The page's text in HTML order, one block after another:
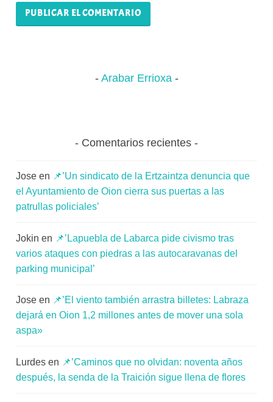
Arabar Errioxa
Comentarios recientes
Jose en 📌’Un sindicato de la Ertzaintza denuncia que
el Ayuntamiento de Oion cierra sus puertas a las
patrullas policiales’
Jokin en 📌’Lapuebla de Labarca pide civismo tras
varios ataques con piedras a las autocaravanas del
parking municipal’
Jose en 📌’El viento también arrastra billetes: Labraza
dejará en Oion 1,2 millones antes de mover una sola
aspa»
Lurdes en 📌’Caminos que no olvidan: noventa años
después, la senda de la Traición sigue llena de flores